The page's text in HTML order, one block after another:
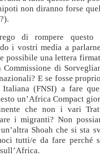
non diranno forse
di rompere questo
i vostri media a
possibile una lettera
di
E se fosse
Italiana (FNSI) a fare
un’Africa Compact
che non i vari
i migranti? Non
Shoah che si sta
tutti/e da fare perché